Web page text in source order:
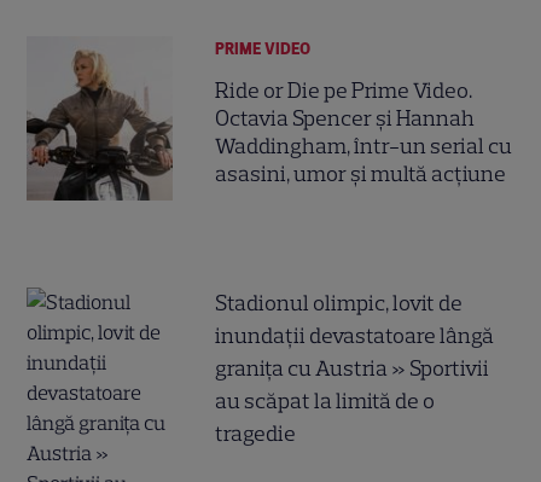
PRIME VIDEO
Ride or Die pe Prime Video.
Octavia Spencer și Hannah
Waddingham, într-un serial cu
asasini, umor și multă acțiune
Stadionul olimpic, lovit de
inundații devastatoare lângă
granița cu Austria » Sportivii
au scăpat la limită de o
tragedie